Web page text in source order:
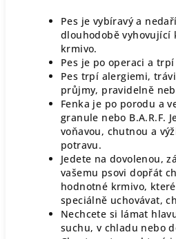
Pes je vybíravý a
dlouhodobě vyhovující
krmivo.
Pes je po operaci a
Pes trpí alergiemi,
průjmy, pravidelně
Fenka je po porodu a
granule nebo B.A.R.F.
voňavou, chutnou a
potravu.
Jedete na dovolenou,
vašemu psovi dopřát
hodnotné krmivo,
speciálně uchovávat,
Nechcete si lámat
suchu, v chladu nebo